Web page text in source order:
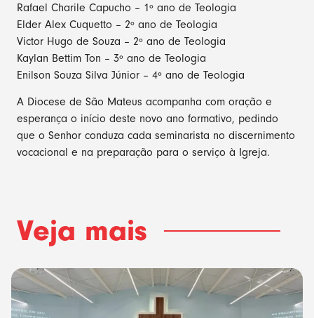
Rafael Charile Capucho – 1º ano de Teologia
Elder Alex Cuquetto – 2º ano de Teologia
Victor Hugo de Souza – 2º ano de Teologia
Kaylan Bettim Ton – 3º ano de Teologia
Enilson Souza Silva Júnior – 4º ano de Teologia
A Diocese de São Mateus acompanha com oração e
esperança o início deste novo ano formativo, pedindo
que o Senhor conduza cada seminarista no discernimento
vocacional e na preparação para o serviço à Igreja.
Veja mais